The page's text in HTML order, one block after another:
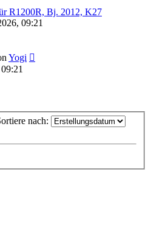
R1200R, Bj. 2012, K27
09:21
Yogi
nach: